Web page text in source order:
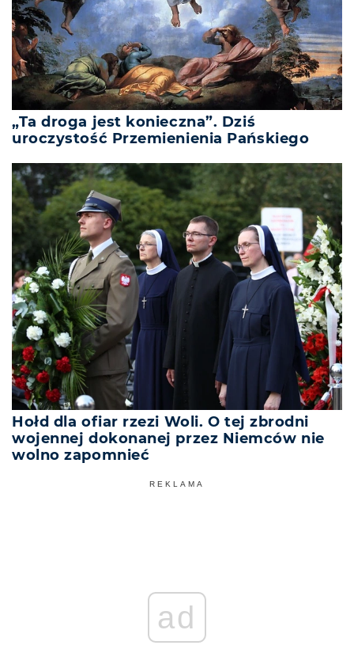
„Ta droga jest konieczna”. Dziś
uroczystość Przemienienia Pańskiego
Hołd dla ofiar rzezi Woli. O tej zbrodni
wojennej dokonanej przez Niemców nie
wolno zapomnieć
REKLAMA
ad